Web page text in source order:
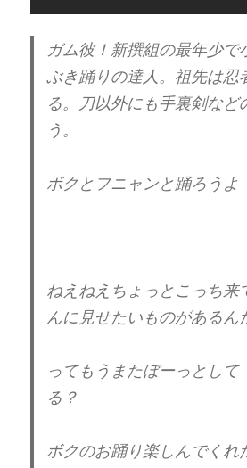
ガム彼！新撰組の最年少で
ぶき踊りの達人。祖先は忍
る。刀以外にも手裏剣など
う。
ボクとフニャンと踊ろうよ
ねえねえちょっとこっち来
んに見せたいものがあるん
ってもうまたぼーっとし
る？
ボクのお踊り楽しんでくれ